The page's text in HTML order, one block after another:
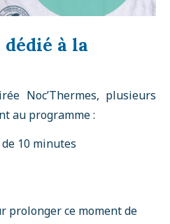
à la
Noc’Thermes, plusieurs
au programme :
10 minutes
prolonger ce moment de